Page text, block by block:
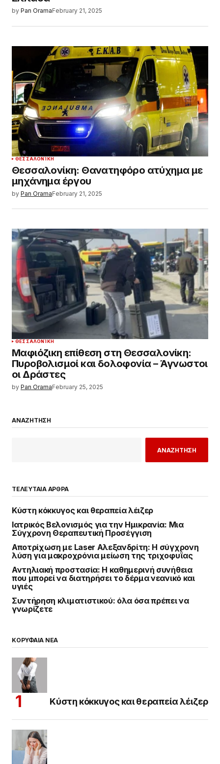
by Pan OramaFebruary 21, 2025
ΘΕΣΣΑΛΟΝΊΚΗ
Θεσσαλονίκη: Θανατηφόρο ατύχημα με
μηχάνημα έργου
by Pan OramaFebruary 21, 2025
ΘΕΣΣΑΛΟΝΊΚΗ
Μαφιόζικη επίθεση στη Θεσσαλονίκη:
Πυροβολισμοί και δολοφονία – Άγνωστοι
οι Δράστες
by Pan OramaFebruary 25, 2025
ΑΝΑΖΗΤΗΣΗ
ΑΝΑΖΗΤΗΣΗ
ΤΕΛΕΥΤΑΙΑ ΑΡΘΡΑ
Κύστη κόκκυγος και θεραπεία λέιζερ
Ιατρικός Βελονισμός για την Ημικρανία: Μια
Σύγχρονη Θεραπευτική Προσέγγιση
Αποτρίχωση με Laser Αλεξανδρίτη: Η σύγχρονη
λύση για μακροχρόνια μείωση της τριχοφυΐας
Αντηλιακή προστασία: Η καθημερινή συνήθεια
που μπορεί να διατηρήσει το δέρμα νεανικό και
υγιές
Συντήρηση κλιματιστικού: όλα όσα πρέπει να
γνωρίζετε
ΚΟΡΥΦΑΙΑ ΝΕΑ
Κύστη κόκκυγος και θεραπεία λέιζερ